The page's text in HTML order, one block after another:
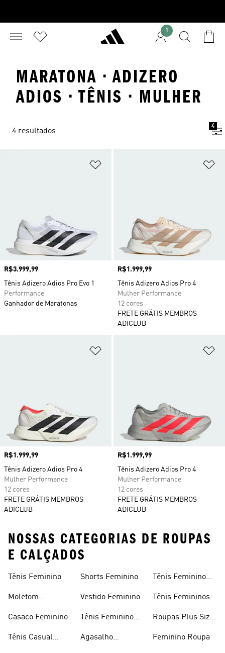
1
MARATONA · ADIZERO
ADIOS · TÊNIS · MULHER
4 resultados
4
Preço
R$3.999,99
Tênis Adizero Adios Pro Evo 1
Performance
Ganhador de Maratonas
Preço
R$1.999,99
Tênis Adizero Adios Pro 4
Mulher Performance
12 cores
FRETE GRÁTIS MEMBROS
ADICLUB
Preço
R$1.999,99
Tênis Adizero Adios Pro 4
Mulher Performance
12 cores
FRETE GRÁTIS MEMBROS
ADICLUB
Preço
R$1.999,99
Tênis Adizero Adios Pro 4
Mulher Performance
12 cores
FRETE GRÁTIS MEMBROS
ADICLUB
NOSSAS CATEGORIAS DE ROUPAS
E CALÇADOS
Tênis Feminino
Moletom
Casaco Feminino
Tênis Casual
Shorts Feminino
Vestido Feminino
Tênis Feminino
Agasalho
Tênis Feminino
Tênis Femininos
Roupas Plus Size
Feminino Roupa